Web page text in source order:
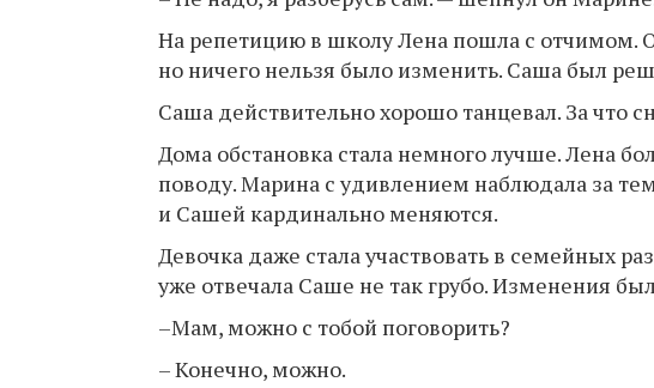
На репетицию в школу Лена пошла с отчимом.
но ничего нельзя было изменить. Саша был
Саша действительно хорошо танцевал. За что
Дома обстановка стала немного лучше. Лена
поводу. Марина с удивлением наблюдала за
и Сашей кардинально меняются.
Девочка даже стала участвовать в семейных
уже отвечала Саше не так грубо. Изменения
–Мам, можно с тобой поговорить?
– Конечно, можно.